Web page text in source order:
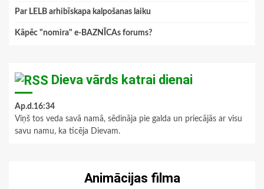
Par LELB arhibīskapa kalpošanas laiku
Kāpēc "nomira" e-BAZNĪCAs forums?
Dieva vārds katrai dienai
Ap.d.16:34
Viņš tos veda savā namā, sēdināja pie galda un priecājās ar visu
savu namu, ka ticēja Dievam.
Animācijas filma